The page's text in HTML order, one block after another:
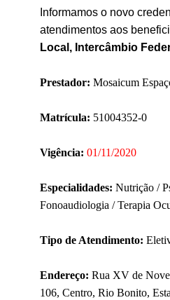
Informamos o novo
atendimentos aos
Local, Intercâmbio
Prestador: Mosaicum
Matrícula: 51004352-0
Vigência: 01/11/2020
Especialidades: Nutrição /
Fonoaudiologia / Terapia
Tipo de Atendimento:
Endereço: Rua XV de
106, Centro, Rio Bonito,